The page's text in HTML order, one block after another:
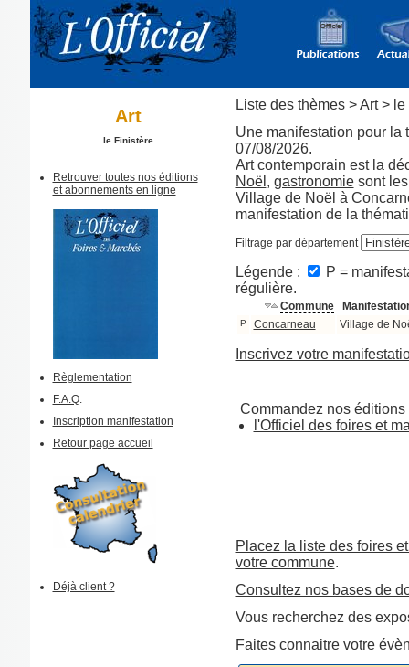
Art
le Finistère
Retrouver toutes nos éditions
et abonnements en ligne
Règlementation
F.A.Q.
Inscription manifestation
Retour page accueil
Déjà client ?
Liste des thèmes>Art> le
Une manifestation pour la
07/08/2026.
Art contemporain est la
Noël , gastronomiesont
Village de Noël à
manifestation de la
Filtrage par département
Légende :
P =
régulière.
Commune
P Concarneau Village de
Inscrivez votre
Commandez nos éditions
l'Officiel des foires et
Placez la liste des foires
votre commune.
Consultez nos bases de
Vous recherchez des
Faites connaitre votre